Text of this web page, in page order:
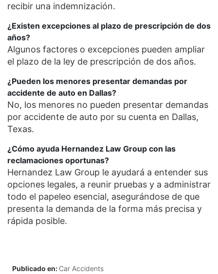
recibir una indemnización.
¿Existen excepciones al plazo de prescripción de dos
años?
Algunos factores o excepciones pueden ampliar
el plazo de la ley de prescripción de dos años.
¿Pueden los menores presentar demandas por
accidente de auto en Dallas?
No, los menores no pueden presentar demandas
por accidente de auto por su cuenta en Dallas,
Texas.
¿Cómo ayuda Hernandez Law Group con las
reclamaciones oportunas?
Hernandez Law Group le ayudará a entender sus
opciones legales, a reunir pruebas y a administrar
todo el papeleo esencial, asegurándose de que
presenta la demanda de la forma más precisa y
rápida posible.
Publicado en: Car Accidents